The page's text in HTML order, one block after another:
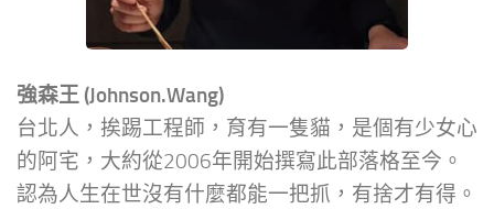
強森王 (Johnson.Wang)
台北人，挨踢工程師，育有一隻貓，是個有少女心
的阿宅，大約從2006年開始撰寫此部落格至今。
認為人生在世沒有什麼都能一把抓，有捨才有得。